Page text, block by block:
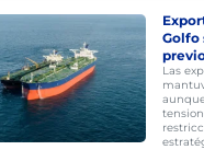
Golfo
Las